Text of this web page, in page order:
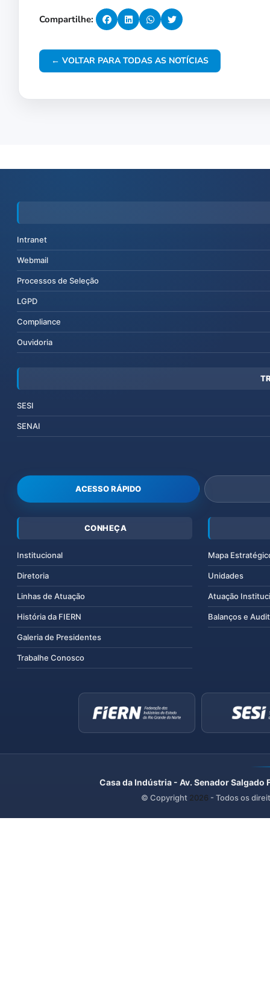
Compartilhe:
← VOLTAR PARA TODAS AS NOTÍCIAS
Intranet
Webmail
Processos de Seleção
LGPD
Compliance
Ouvidoria
SESI
SENAI
ACESSO RÁPIDO
CONHEÇA
Institucional
Diretoria
Linhas de Atuação
História da FIERN
Galeria de Presidentes
Trabalhe Conosco
Mapa
Unidades
Atuação
Balanços e
Casa da Indústria - Av. Senador
© Copyright 2026 - Todos os